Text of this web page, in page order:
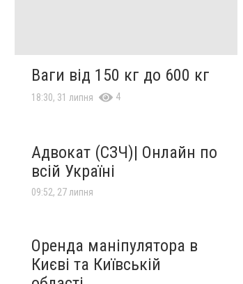
Ваги від 150 кг до 600 кг
18:30, 31 липня 4
Адвокат (СЗЧ)| Онлайн по
всій Україні
09:52, 27 липня
Оренда маніпулятора в
Києві та Київській